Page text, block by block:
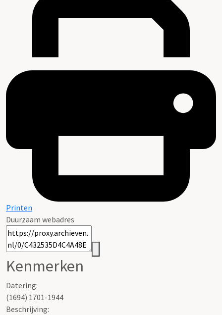
Printen
Duurzaam webadres
Kenmerken
Datering:
(1694) 1701-1944
Beschrijving: